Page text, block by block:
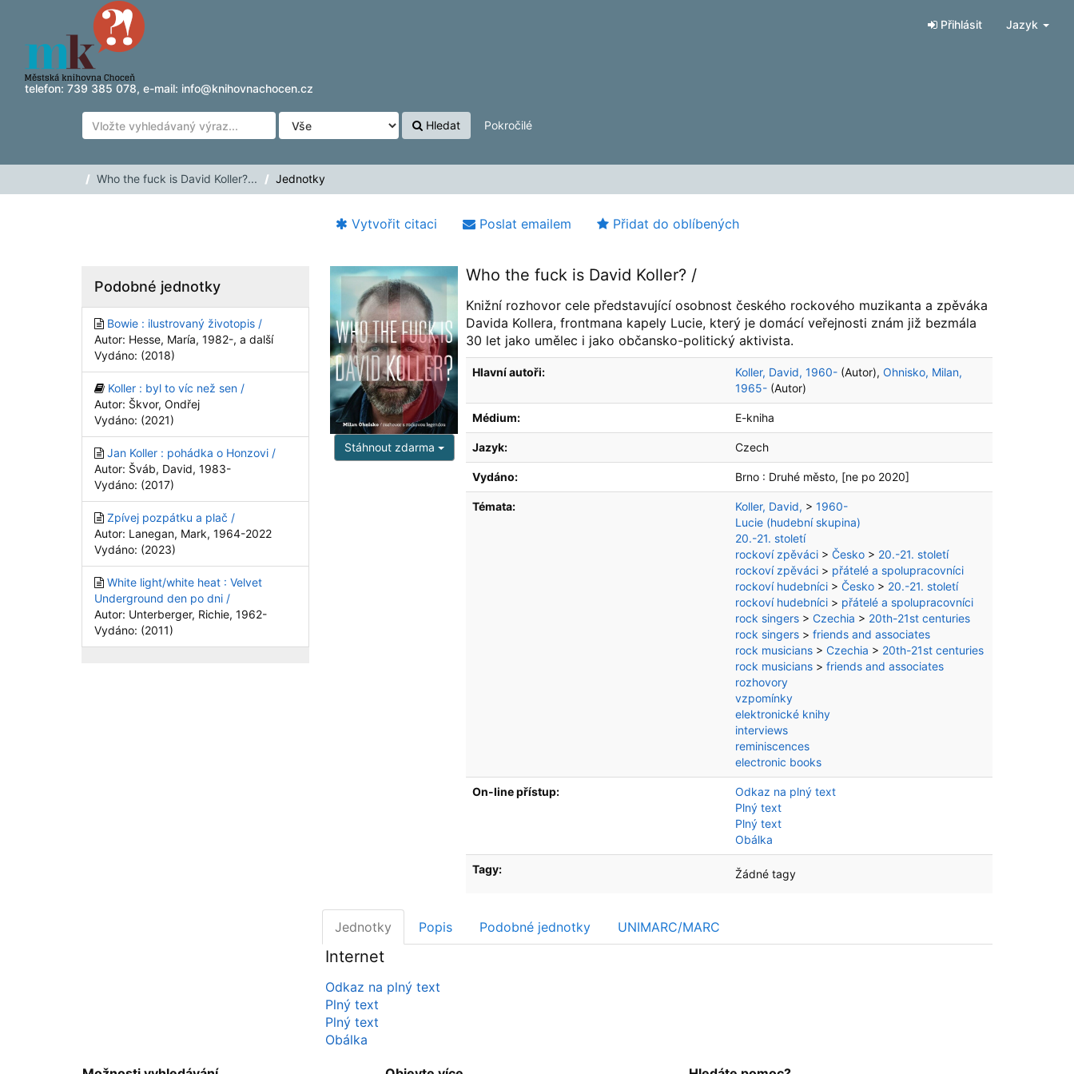
Přeskočit na obsah
telefon: 739 385 078, e-mail: info@knihovnachocen.cz
Přihlásit Jazyk
Hledat Pokročilé
Who the fuck is David Koller?... Jednotky
Vytvořit citaci Poslat emailem Přidat do oblíbených
Stáhnout zdarma
Who the fuck is David Koller? /
Knižní rozhovor cele představující osobnost českého rockového muzikanta a zpěváka
Davida Kollera, frontmana kapely Lucie, který je domácí veřejnosti znám již bezmála
30 let jako umělec i jako občansko-politický aktivista.
Hlavní autoři: Koller, David, 1960- (Autor), Ohnisko, Milan,
1965- (Autor)
Médium: E-kniha
Jazyk: Czech
Vydáno: Brno : Druhé město, [ne po 2020]
Témata: Koller, David, > 1960-
Lucie (hudební skupina)
20.-21. století
rockoví zpěváci > Česko > 20.-21. století
rockoví zpěváci > přátelé a spolupracovníci
rockoví hudebníci > Česko > 20.-21. století
rockoví hudebníci > přátelé a spolupracovníci
rock singers > Czechia > 20th-21st centuries
rock singers > friends and associates
rock musicians > Czechia > 20th-21st centuries
rock musicians > friends and associates
rozhovory
vzpomínky
elektronické knihy
interviews
reminiscences
electronic books
On-line přístup:
Odkaz na plný text
Plný text
Plný text
Obálka
Tagy: Žádné tagy
Jednotky Popis Podobné jednotky UNIMARC/MARC
Internet
Odkaz na plný text
Plný text
Plný text
Obálka
Podobné jednotky
Bowie : ilustrovaný životopis /
Autor: Hesse, María, 1982-, a další
Vydáno: (2018)
Koller : byl to víc než sen /
Autor: Škvor, Ondřej
Vydáno: (2021)
Jan Koller : pohádka o Honzovi /
Autor: Šváb, David, 1983-
Vydáno: (2017)
Zpívej pozpátku a plač /
Autor: Lanegan, Mark, 1964-2022
Vydáno: (2023)
White light/white heat : Velvet
Underground den po dni /
Autor: Unterberger, Richie, 1962-
Vydáno: (2011)